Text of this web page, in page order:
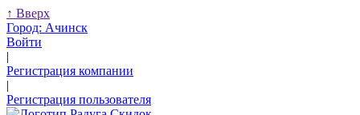
↑ Вверх
Город: Ачинск
Войти
|
Регистрация компании
|
Регистрация пользователя